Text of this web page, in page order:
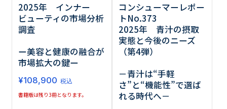
2025年 インナー
ビューティの市場分析
調査
ー美容と健康の融合が
市場拡大の鍵ー
¥108,900 税込
書籍版は残り3冊となります。
コンシューマーレポー
トNo.373
2025年 青汁の摂取
実態と今後のニーズ
（第4弾）
－青汁は“手軽
さ”と“機能性”で選ば
れる時代へ－